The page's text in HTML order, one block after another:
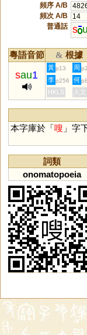
頻序 A/B
頻次 A/B
14
普通話 s u
粵語音節 & 根據
sau1
黃 p13 周
李 p256 何
HKLS 人文
本字庫於「 嗖 」字
詞類
onomatopoeia